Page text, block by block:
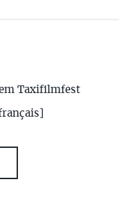
Taxifilmfest